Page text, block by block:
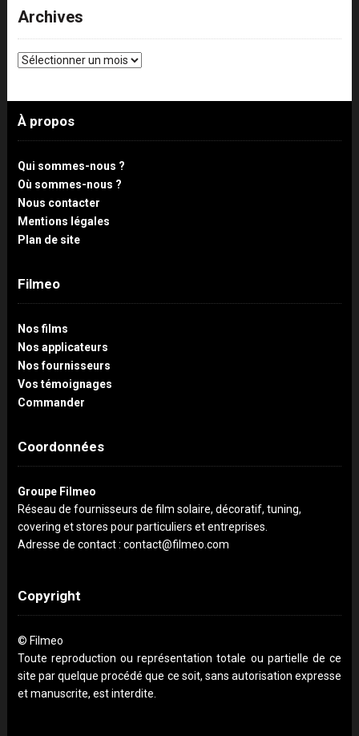
Archives
Archives
À propos
Qui sommes-nous ?
Où sommes-nous ?
Nous contacter
Mentions légales
Plan de site
Filmeo
Nos films
Nos applicateurs
Nos fournisseurs
Vos témoignages
Commander
Coordonnées
Groupe Filmeo
Réseau de fournisseurs de film solaire, décoratif, tuning,
covering et stores pour particuliers et entreprises.
Adresse de contact : contact@filmeo.com
Copyright
© Filmeo
Toute reproduction ou représentation totale ou partielle de ce
site par quelque procédé que ce soit, sans autorisation expresse
et manuscrite, est interdite.